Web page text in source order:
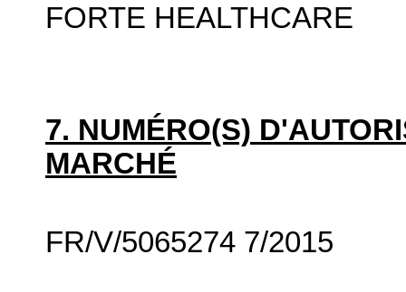
FORTE HEALTHCARE
7. NUMÉRO(S)
MARCHÉ
FR/V/5065274 7/2015